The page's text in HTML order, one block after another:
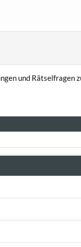
und Rätselfragen